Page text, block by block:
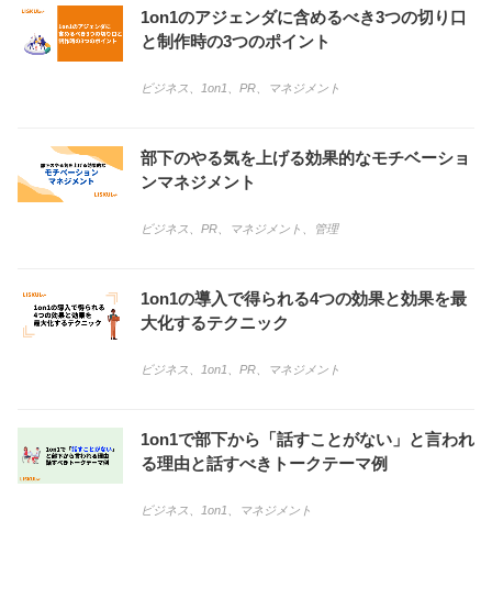
1on1のアジェンダに含めるべき3つの切り口
と制作時の3つのポイント
ビジネス 1on1 PR マネジメント
部下のやる気を上げる効果的なモチベーショ
ンマネジメント
ビジネス PR マネジメント 管理
1on1の導入で得られる4つの効果と効果を最
大化するテクニック
ビジネス 1on1 PR マネジメント
1on1で部下から「話すことがない」と言われ
る理由と話すべきトークテーマ例
ビジネス 1on1 マネジメント